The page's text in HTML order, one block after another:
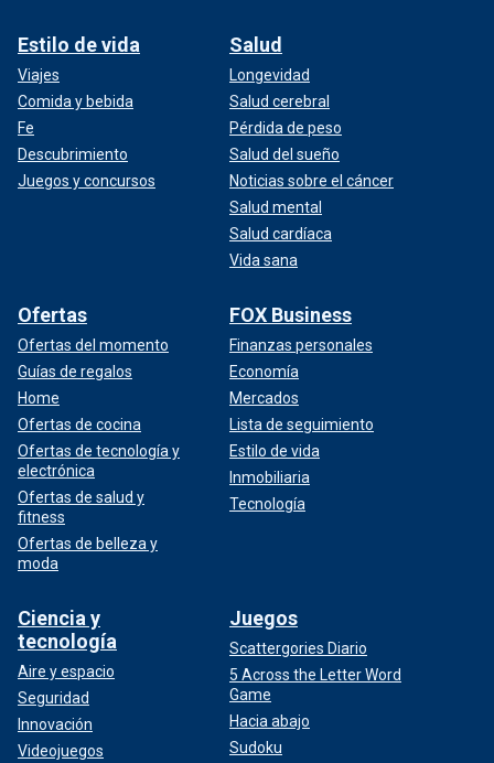
Estilo de vida
Viajes
Comida y bebida
Fe
Descubrimiento
Juegos y concursos
Salud
Longevidad
Salud cerebral
Pérdida de peso
Salud del sueño
Noticias sobre el cáncer
Salud mental
Salud cardíaca
Vida sana
Ofertas
Ofertas del momento
Guías de regalos
Home
Ofertas de cocina
Ofertas de tecnología y
electrónica
Ofertas de salud y
fitness
Ofertas de belleza y
moda
FOX Business
Finanzas personales
Economía
Mercados
Lista de seguimiento
Estilo de vida
Inmobiliaria
Tecnología
Ciencia y
tecnología
Aire y espacio
Seguridad
Innovación
Videojuegos
Juegos
Scattergories Diario
5 Across the Letter Word
Game
Hacia abajo
Sudoku